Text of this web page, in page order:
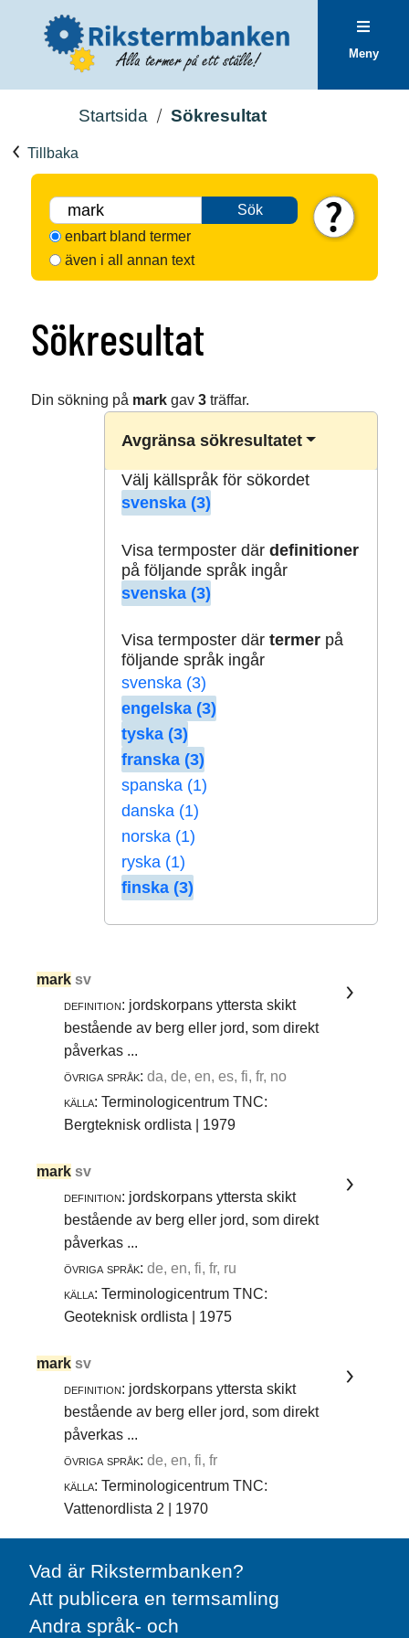
Meny
Startsida Sökresultat
Tillbaka
Sök
enbart bland termer
även i all annan text
Sökresultat
Din sökning på markgav 3träffar.
Avgränsa sökresultatet
Välj källspråk för sökordet
svenska (3)
Visa termposter där definitioner
på följande språk ingår
svenska (3)
Visa termposter där termerpå
följande språk ingår
svenska (3)
engelska (3)
tyska (3)
franska (3)
spanska (1)
danska (1)
norska (1)
ryska (1)
finska (3)
mark sv
definition: jordskorpans yttersta skikt
bestående av berg eller jord, som direkt
påverkas ...
övriga språk: da, de, en, es, fi, fr, no
källa: Terminologicentrum TNC:
Bergteknisk ordlista | 1979
mark sv
definition: jordskorpans yttersta skikt
bestående av berg eller jord, som direkt
påverkas ...
övriga språk: de, en, fi, fr, ru
källa: Terminologicentrum TNC:
Geoteknisk ordlista | 1975
mark sv
definition: jordskorpans yttersta skikt
bestående av berg eller jord, som direkt
påverkas ...
övriga språk: de, en, fi, fr
källa: Terminologicentrum TNC:
Vattenordlista 2 | 1970
Vad är Rikstermbanken?
Att publicera en termsamling
Andra språk- och